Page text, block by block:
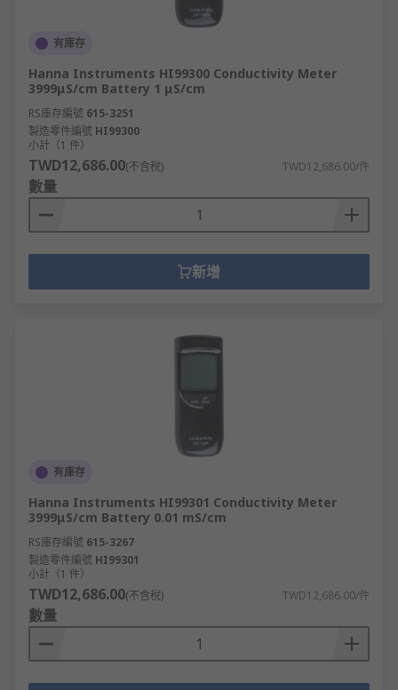
有庫存
Hanna Instruments HI99300 Conductivity Meter
3999μS/cm Battery 1 μS/cm
RS庫存編號 615-3251
製造零件編號 HI99300
小計（1 件）
TWD12,686.00(不含稅) TWD12,686.00/件
數量
新增
有庫存
Hanna Instruments HI99301 Conductivity Meter
3999μS/cm Battery 0.01 mS/cm
RS庫存編號 615-3267
製造零件編號 HI99301
小計（1 件）
TWD12,686.00(不含稅) TWD12,686.00/件
數量